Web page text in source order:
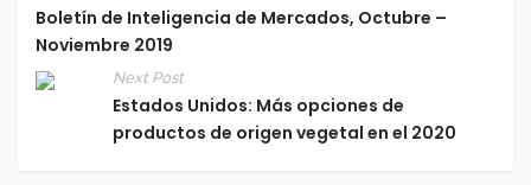
Boletín de Inteligencia de Mercados, Octubre –
Noviembre 2019
Next Post
Estados Unidos: Más opciones de
productos de origen vegetal en el 2020